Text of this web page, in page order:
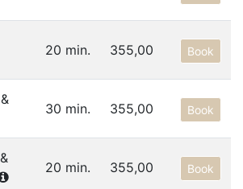
20 min. 355,00 Book
30 min. 355,00 Book
20 min. 355,00 Book